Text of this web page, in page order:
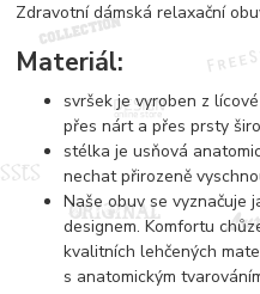
Zdravotní dámská relaxační
Materiál:
svršek je vyroben z
přes nárt a přes prsty
stélka je usňová
nechat přirozeně
Naše obuv se vyznačuje
designem. Komfortu
kvalitních lehčených
s anatomickým